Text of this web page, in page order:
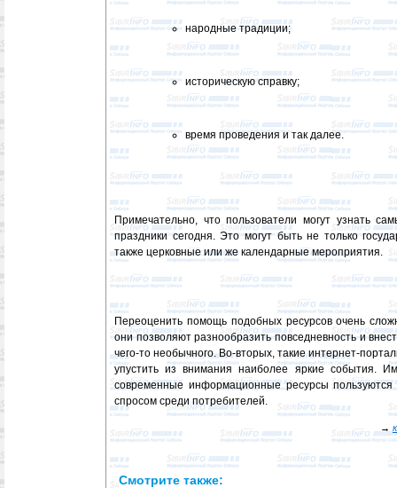
народные традиции;
историческую справку;
время проведения и так далее.
Примечательно, что пользователи могут узнать
праздники сегодня. Это могут быть не только
также церковные или же календарные мероприятия.
Переоценить помощь подобных ресурсов очень
они позволяют разнообразить повседневность и
чего-то необычного. Во-вторых, такие интернет-
упустить из внимания наиболее яркие события.
современные информационные ресурсы пользуются
спросом среди потребителей.
→
Смотрите также: